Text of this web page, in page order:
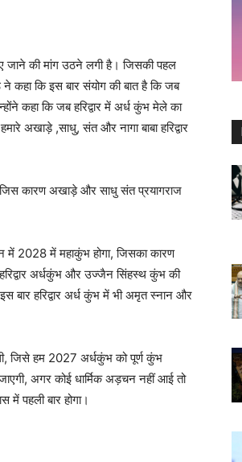
जाने की मांग उठने लगी है। जिसकी पहल
ने कहा कि इस बार संयोग की बात है कि जब
कहा कि जब हरिद्वार में अर्ध कुंभ मेले का
अखाड़े ,साधु, संत और नागा बाबा हरिद्वार
कारण अखाड़े और साधु संत प्रयागराज
में 2028 में महाकुंभ होगा, जिसका कारण
अर्धकुंभ और उज्जैन सिंहस्थ कुंभ की
बार हरिद्वार अर्ध कुंभ में भी अमृत स्नान और
जिसे हम 2027 अर्धकुंभ को पूर्ण कुंभ
अगर कोई धार्मिक अड़चन नहीं आई तो
पहली बार होगा।